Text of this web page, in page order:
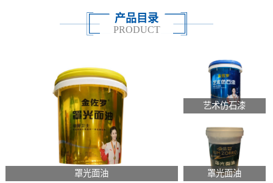
产品目录
PRODUCT
罩光面油
艺术仿石漆
罩光面油